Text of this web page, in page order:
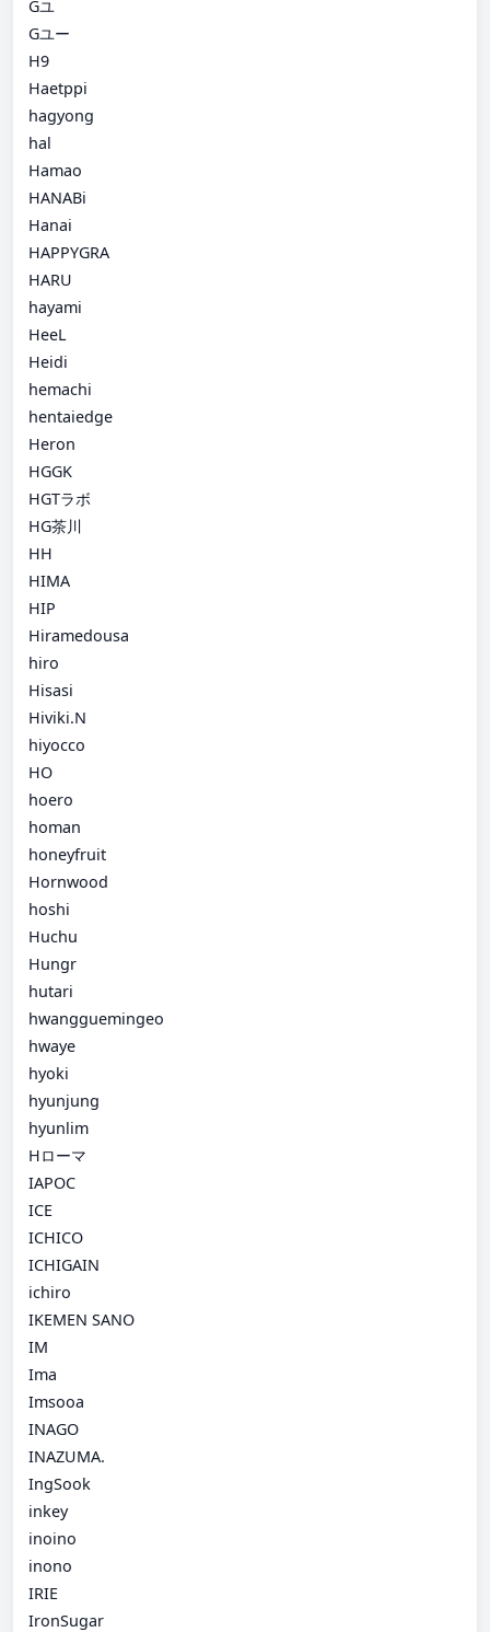
Gユ
Gユー
H9
Haetppi
hagyong
hal
Hamao
HANABi
Hanai
HAPPYGRA
HARU
hayami
HeeL
Heidi
hemachi
hentaiedge
Heron
HGGK
HGTラボ
HG茶川
HH
HIMA
HIP
Hiramedousa
hiro
Hisasi
Hiviki.N
hiyocco
HO
hoero
homan
honeyfruit
Hornwood
hoshi
Huchu
Hungr
hutari
hwangguemingeo
hwaye
hyoki
hyunjung
hyunlim
Hローマ
IAPOC
ICE
ICHICO
ICHIGAIN
ichiro
IKEMEN SANO
IM
Ima
Imsooa
INAGO
INAZUMA.
IngSook
inkey
inoino
inono
IRIE
IronSugar